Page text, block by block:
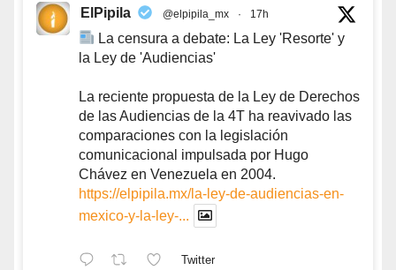
ElPipila @elpipila_mx · 17h
La censura a debate: La Ley 'Resorte' y
la Ley de 'Audiencias'
La reciente propuesta de la Ley de Derechos
de las Audiencias de la 4T ha reavivado las
comparaciones con la legislación
comunicacional impulsada por Hugo
Chávez en Venezuela en 2004.
https://elpipila.mx/la-ley-de-audiencias-en-
mexico-y-la-ley-...
Twitter